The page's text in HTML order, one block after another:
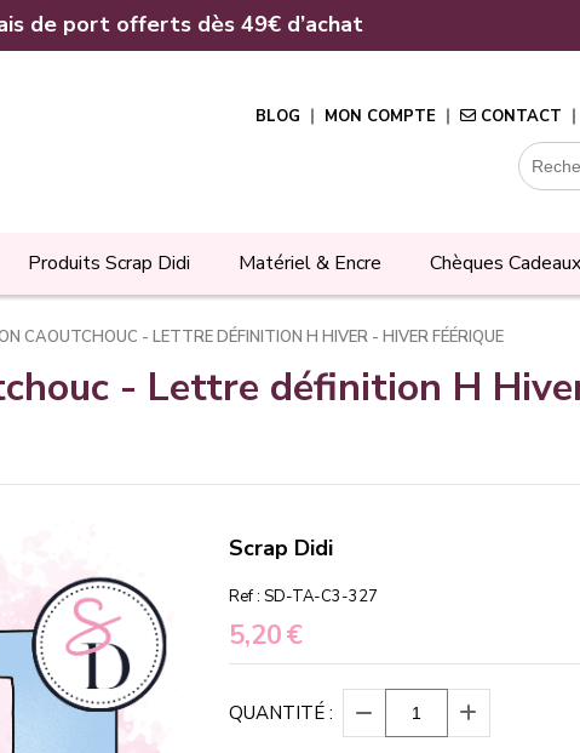
de port offerts dès 49€ d’achat
BLOG MON COMPTE CONTACT
Produits Scrap Didi Matériel & Encre Chèques Cadeaux
CAOUTCHOUC - LETTRE DÉFINITION H HIVER - HIVER FÉÉRIQUE
- Lettre définition H
Scrap Didi
Ref : SD-TA-C3-327
5,20€
QUANTITÉ :